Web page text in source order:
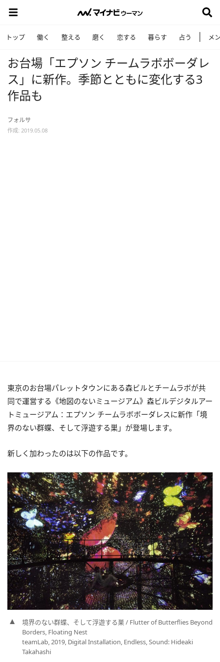
トップ 働く 整える 磨く 恋する 暮らす 占う メ
お台場「エプソン チームラボボーダレ
ス」に新作。季節とともに変化する3
作品も
フォルサ
作成: 2019.05.08
東京のお台場パレットタウンにある森ビルとチームラボが共
同で運営する《地図のないミュージアム》森ビルデジタルアー
トミュージアム：エプソン チームラボボーダレスに新作「境
界のない群蝶、そして浮遊する巣」が登場します。
新しく加わったのは以下の作品です。
境界のない群蝶、そして浮遊する巣 / Flutter of Butterflies Beyond
Borders, Floating Nest
teamLab, 2019, Digital Installation, Endless, Sound: Hideaki
Takahashi